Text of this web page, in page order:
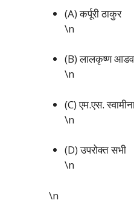
(A) कर्पूरी ठाकुर
\n
(B) लालकृष्ण
\n
(C) एम.एस.
\n
(D) उपरोक्त सभी
\n
\n